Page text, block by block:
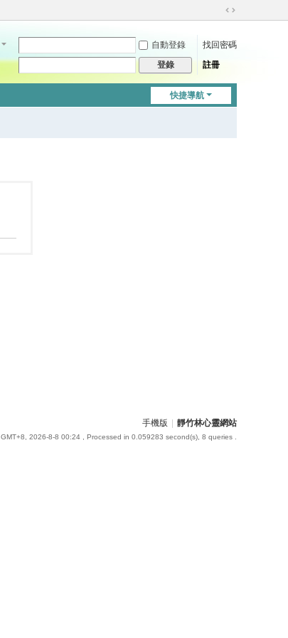
切
到
自動登錄
找回密碼
登錄 註冊
快捷導航
手機版 靜竹林心靈網站
GMT+8, 2026-8-8 00:24 , Processed in 0.059283 second(s), 8 queries .